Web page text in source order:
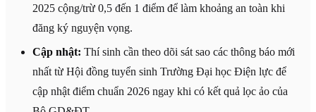
2025 cộng/trừ 0,5 đến 1 điểm để làm khoảng an toàn khi
đăng ký nguyện vọng.
Cập nhật: Thí sinh cần theo dõi sát sao các thông báo mới
nhất từ Hội đồng tuyển sinh Trường Đại học Điện lực để
cập nhật điểm chuẩn 2026 ngay khi có kết quả lọc ảo của